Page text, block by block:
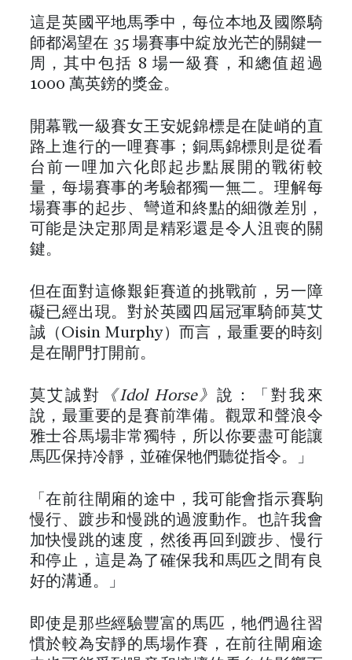
這是英國平地馬季中，每位本地及國際騎
師都渴望在 35 場賽事中綻放光芒的關鍵一
周，其中包括 8 場一級賽，和總值超過
1000 萬英鎊的獎金。
開幕戰一級賽女王安妮錦標是在陡峭的直
路上進行的一哩賽事；銅馬錦標則是從看
台前一哩加六化郎起步點展開的戰術較
量，每場賽事的考驗都獨一無二。理解每
場賽事的起步、彎道和終點的細微差別，
可能是決定那周是精彩還是令人沮喪的關
鍵。
但在面對這條艱鉅賽道的挑戰前，另一障
礙已經出現。對於英國四屆冠軍騎師莫艾
誠（Oisin Murphy）而言，最重要的時刻
是在閘門打開前。
莫艾誠對 《Idol Horse》說：「對我來
說，最重要的是賽前準備。觀眾和聲浪令
雅士谷馬場非常獨特，所以你要盡可能讓
馬匹保持冷靜，並確保牠們聽從指令。」
「在前往閘廂的途中，我可能會指示賽駒
慢行、踱步和慢跳的過渡動作。也許我會
加快慢跳的速度，然後再回到踱步、慢行
和停止，這是為了確保我和馬匹之間有良
好的溝通。」
即使是那些經驗豐富的馬匹，牠們過往習
慣於較為安靜的馬場作賽，在前往閘廂途